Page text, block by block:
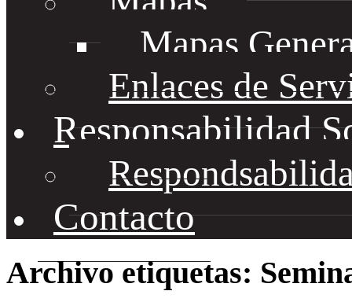
Mapas
Enlaces de
Responsabilidad
Contacto
Archivo etiquetas: